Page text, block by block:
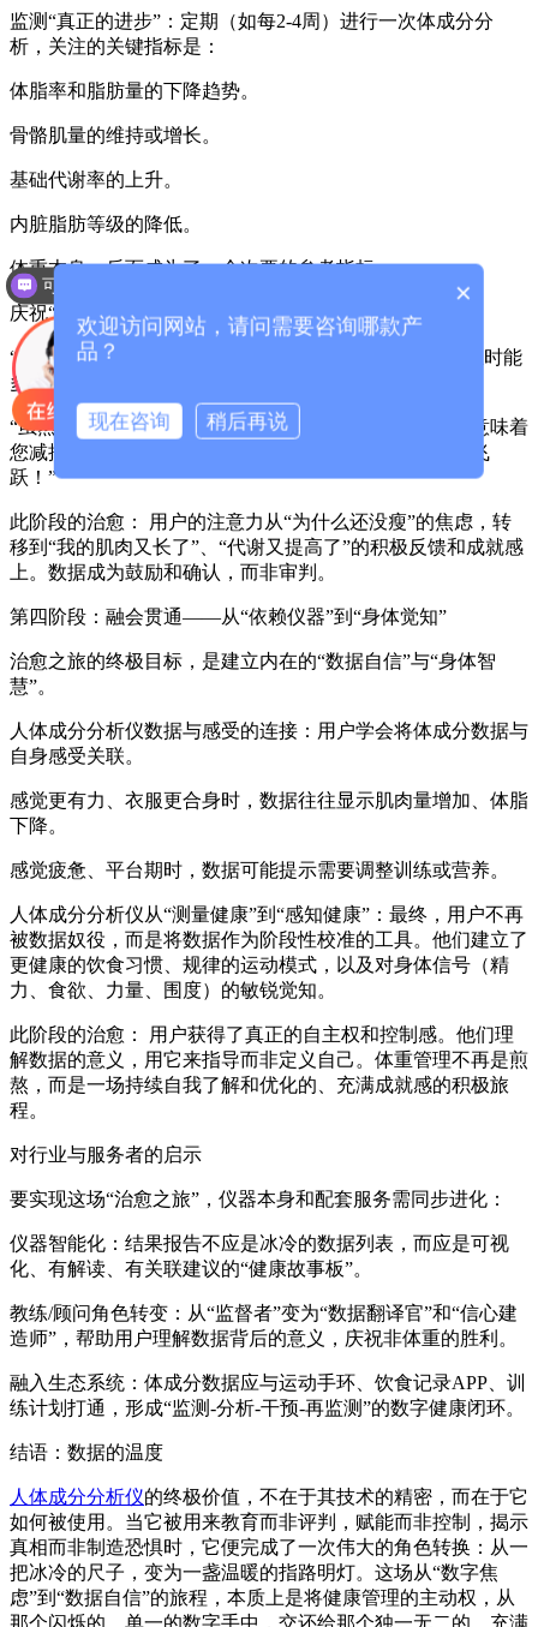
监测“真正的进步”：定期（如每2-4周）进行一次体成分分
析，关注的关键指标是：
体脂率和脂肪量的下降趋势。
骨骼肌量的维持或增长。
基础代谢率的上升。
内脏脂肪等级的降低。
体重本身，反而成为了一个次要的参考指标。
庆祝“数据里程碑”：
“恭喜！您的肌肉量增加了0.5公斤，这意味着您每天静止时能
多消耗约15千卡！”
“虽然体重只降了1公斤，但您的体脂率下降了1.5%，这意味着
您减掉了2公斤纯脂肪，还增加了1公斤肌肉，这是质的飞
跃！”
此阶段的治愈： 用户的注意力从“为什么还没瘦”的焦虑，转
移到“我的肌肉又长了”、“代谢又提高了”的积极反馈和成就感
上。数据成为鼓励和确认，而非审判。
第四阶段：融会贯通——从“依赖仪器”到“身体觉知”
治愈之旅的终极目标，是建立内在的“数据自信”与“身体智
慧”。
人体成分分析仪数据与感受的连接：用户学会将体成分数据与
自身感受关联。
感觉更有力、衣服更合身时，数据往往显示肌肉量增加、体脂
下降。
感觉疲惫、平台期时，数据可能提示需要调整训练或营养。
人体成分分析仪从“测量健康”到“感知健康”：最终，用户不再
被数据奴役，而是将数据作为阶段性校准的工具。他们建立了
更健康的饮食习惯、规律的运动模式，以及对身体信号（精
力、食欲、力量、围度）的敏锐觉知。
此阶段的治愈： 用户获得了真正的自主权和控制感。他们理
解数据的意义，用它来指导而非定义自己。体重管理不再是煎
熬，而是一场持续自我了解和优化的、充满成就感的积极旅
程。
对行业与服务者的启示
要实现这场“治愈之旅”，仪器本身和配套服务需同步进化：
仪器智能化：结果报告不应是冰冷的数据列表，而应是可视
化、有解读、有关联建议的“健康故事板”。
教练/顾问角色转变：从“监督者”变为“数据翻译官”和“信心建
造师”，帮助用户理解数据背后的意义，庆祝非体重的胜利。
融入生态系统：体成分数据应与运动手环、饮食记录APP、训
练计划打通，形成“监测-分析-干预-再监测”的数字健康闭环。
结语：数据的温度
人体成分分析仪的终极价值，不在于其技术的精密，而在于它
如何被使用。当它被用来教育而非评判，赋能而非控制，揭示
真相而非制造恐惧时，它便完成了一次伟大的角色转换：从一
把冰冷的尺子，变为一盏温暖的指路明灯。这场从“数字焦
虑”到“数据自信”的旅程，本质上是将健康管理的主动权，从
那个闪烁的、单一的数字手中，交还给那个独一无二的、充满
×
欢迎访问网站，请问需要咨询哪款产
品？
现在咨询 稍后再说